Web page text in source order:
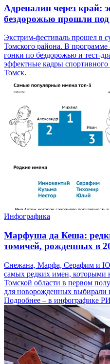
Адреналин через край:
бездорожью прошли
Экстрим-фестиваль прошел в
Томского района. В программе
гонки по бездорожью и тест-
эффектные кадры
Томск.
Инфографика
Марфуша да Кеша:
томичей, рожденных в
Снежана, Марфа, Серафим и
самых редких имен, которыми
Томской области в первом
для новорожденных
Подробнее – в инфографике